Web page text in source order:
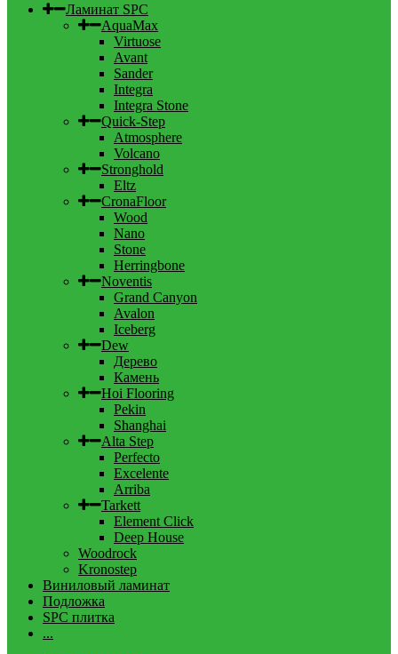
Ламинат SPC
AquaMax
Virtuose
Avant
Sander
Integra
Integra Stone
Quick-Step
Atmosphere
Volcano
Stronghold
Eltz
CronaFloor
Wood
Nano
Stone
Herringbone
Noventis
Grand Canyon
Avalon
Iceberg
Dew
Дерево
Камень
Hoi Flooring
Pekin
Shanghai
Alta Step
Perfecto
Excelente
Arriba
Tarkett
Element Click
Deep House
Woodrock
Kronostep
Виниловый ламинат
Подложка
SPC плитка
...